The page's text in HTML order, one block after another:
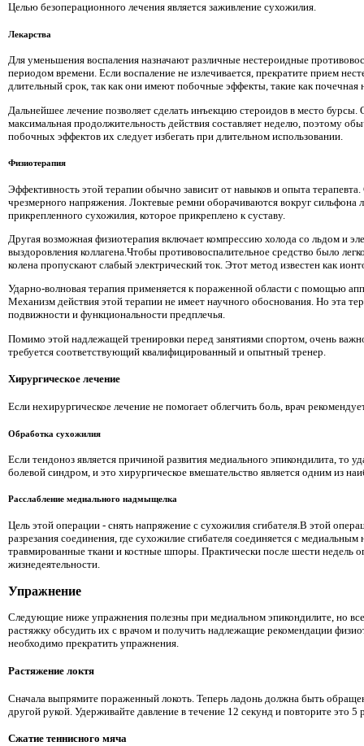
Целью безоперационного лечения является заживление сухожилия.
Лекарства
Для уменьшения воспаления назначают различные нестероидные
периодом времени. Если воспаление не излечивается, прекратите прием
длительный срок, так как они имеют побочные эффекты, такие как почечная
Дальнейшее лечение позволяет сделать инъекцию стероидов в место
максимальная продолжительность действия составляет неделю, поэтому
побочных эффектов их следует избегать при длительном использовании.
Физиотерапия
Эффективность этой терапии обычно зависит от навыков и опыта
чрезмерного напряжения. Локтевые ремни оборачиваются вокруг сильфона
прикрепленного сухожилия, которое прикреплено к суставу.
Другая возможная физиотерапия включает компрессию холода со льдом и
выздоровления коллагена.Чтобы противовоспалительное средство было
колена пропускают слабый электрический ток. Этот метод известен как
Ударно-волновая терапия применяется к пораженной области с помощью
Механизм действия этой терапии не имеет научного обоснования. Но эта
подвижности и функциональности предплечья.
Помимо этой надлежащей тренировки перед занятиями спортом, очень
требуется соответствующий квалифицированный и опытный тренер.
Хирургическое лечение
Если нехирургическое лечение не помогает облегчить боль, врач
Обработка сухожилия
Если тендоноз является причиной развития медиального эпикондилита, то
болевой синдром, и это хирургическое вмешательство является одним из
Расслабление медиального надмыщелка
Цель этой операции - снять напряжение с сухожилия сгибателя.В этой
разрезания соединения, где сухожилие сгибателя соединяется с
травмированные ткани и костные шпоры. Практически после шести недель
жизнедеятельности.
Упражнение
Следующие ниже упражнения полезны при медиальном эпикондилите, но
растяжку обсудить их с врачом и получить надлежащие рекомендации
необходимо прекратить упражнения.
Растяжение локтя
Сначала выпрямите пораженный локоть. Теперь ладонь должна быть
другой рукой. Удерживайте давление в течение 12 секунд и повторите это 5
Сжатие теннисного мяча